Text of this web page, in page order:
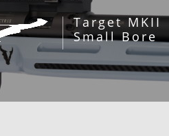
Target MKII
Small Bore